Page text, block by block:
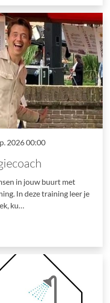
2026 00:00
in jouw buurt met
In deze training leer je
ku…